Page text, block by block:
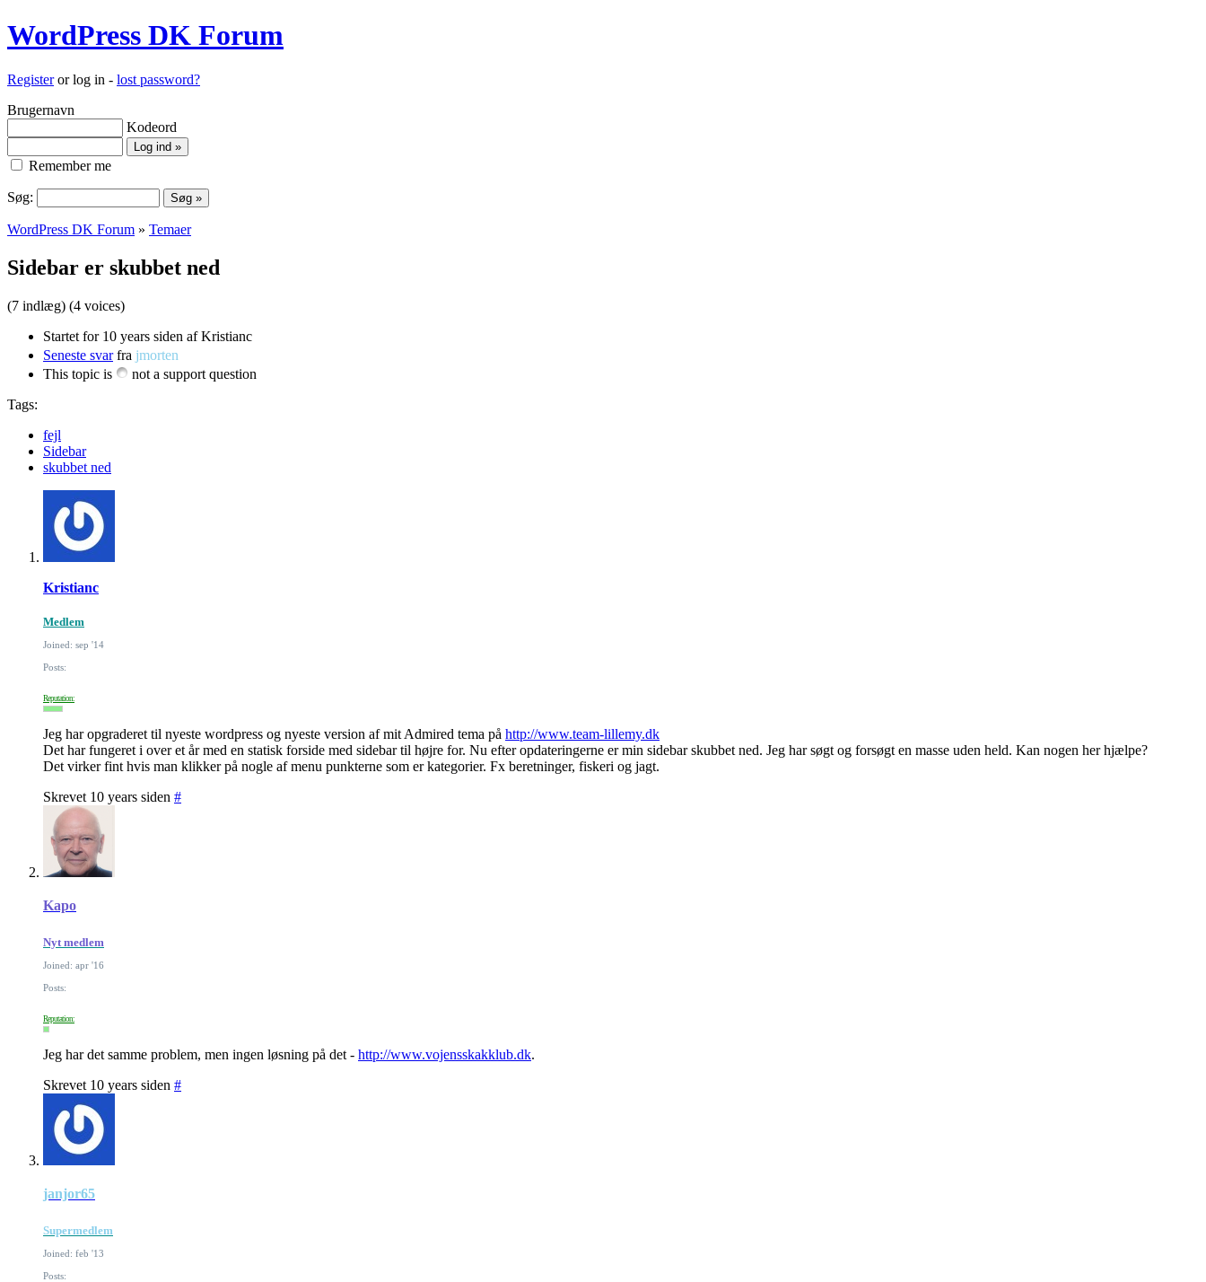
WordPress DK Forum
Registeror log in - lost password?
Brugernavn
Kodeord
Remember me
Søg:
WordPress DK Forum » Temaer
Sidebar er skubbet ned
(7 indlæg) (4 voices)
Startet for 10 years siden af Kristianc
Seneste svarfra jmorten
This topic is
not a support question
Tags:
fejl
Sidebar
skubbet ned
Kristianc
Medlem
Joined: sep '14
Posts:
Reputation:
Jeg har opgraderet til nyeste wordpress og nyeste version af mit Admired tema på http://www.team-lillemy.dk
Det har fungeret i over et år med en statisk forside med sidebar til højre for. Nu efter opdateringerne er min sidebar skubbet ned. Jeg har søgt og forsøgt en masse uden held. Kan nogen her hjælpe?
Det virker fint hvis man klikker på nogle af menu punkterne som er kategorier. Fx beretninger, fiskeri og jagt.
Skrevet 10 years siden #
Kapo
Nyt medlem
Joined: apr '16
Posts:
Reputation:
Jeg har det samme problem, men ingen løsning på det - http://www.vojensskakklub.dk.
Skrevet 10 years siden #
janjor65
Supermedlem
Joined: feb '13
Posts: